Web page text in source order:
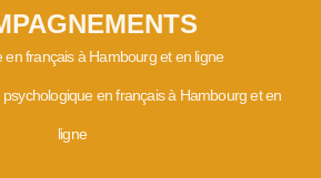
en français à Hambourg et en ligne
en français à Hambourg et en
ligne